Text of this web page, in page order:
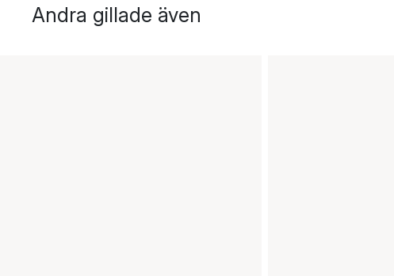
Andra gillade även